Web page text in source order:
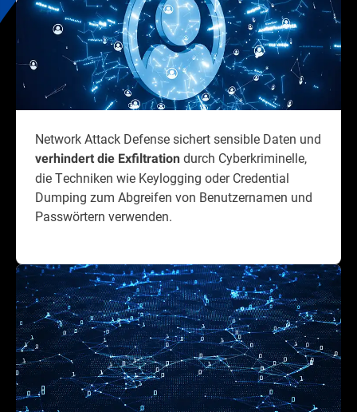
Network Attack Defense sichert sensible Daten und
verhindert die Exfiltration durch Cyberkriminelle,
die Techniken wie Keylogging oder Credential
Dumping zum Abgreifen von Benutzernamen und
Passwörtern verwenden.